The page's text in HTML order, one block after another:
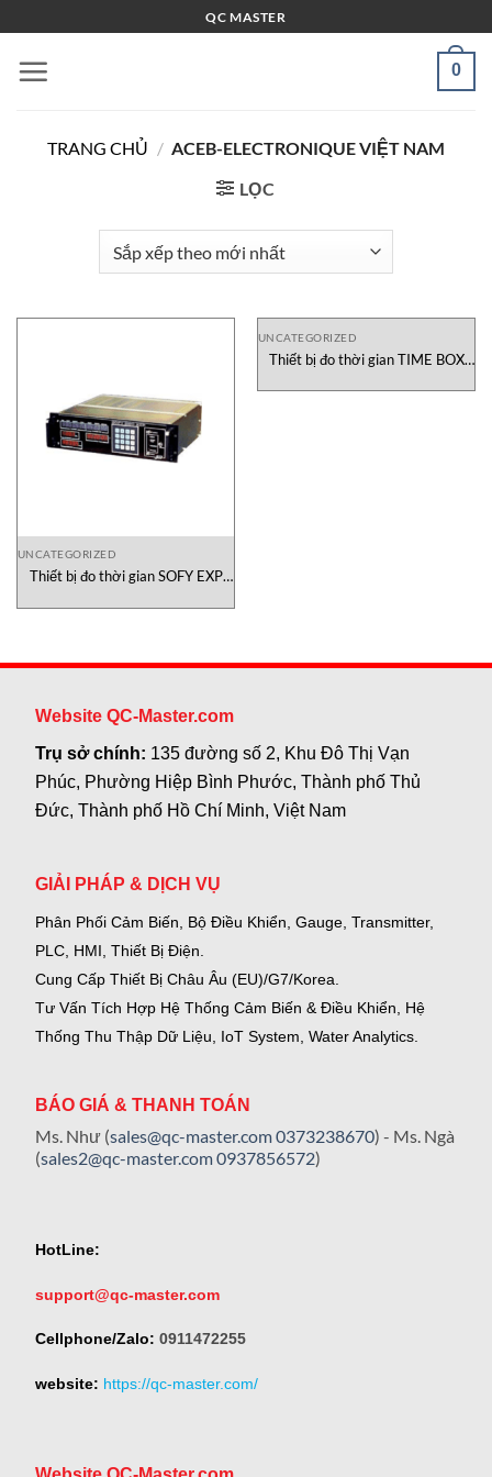
qua
nội
QC MASTER
0
TRANG CHỦ / ACEB-ELECTRONIQUE VIỆT NAM
LỌC
UNCATEGORIZED
Thiết bị đo thời gian SOFY EXP
UNCATEGORIZED
Thiết bị đo thời gian TIME BOX
Website QC-Master.com
Trụ sở chính: 135 đường số 2, Khu Đô Thị Vạn
Phúc, Phường Hiệp Bình Phước, Thành phố Thủ
Đức, Thành phố Hồ Chí Minh, Việt Nam
GIẢI PHÁP & DỊCH VỤ
Phân Phối Cảm Biến, Bộ Điều Khiển, Gauge, Transmitter,
PLC, HMI, Thiết Bị Điện.
Cung Cấp Thiết Bị Châu Âu (EU)/G7/Korea.
Tư Vấn Tích Hợp Hệ Thống Cảm Biến & Điều Khiển, Hệ
Thống Thu Thập Dữ Liệu, IoT System, Water Analytics.
BÁO GIÁ & THANH TOÁN
Ms. Như (sales@qc-master.com0373238670) - Ms. Ngà
(sales2@qc-master.com0937856572)
HotLine:
support@qc-master.com
Cellphone/Zalo: 0911472255
website: https://qc-master.com/